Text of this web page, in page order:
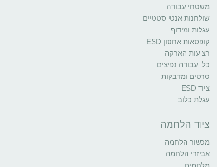
משטחי עבודה
שולחנות אנטי סטטיים
עגלות ומידוף
קופסאות אחסון ESD
רצועות הארקה
כלי עבודה נפיצים
סרטים ומדבקות
ציוד ESD
עגלת כלוב
ציוד הלחמה
מכשור הלחמה
אביזרי הלחמה
מלחמים